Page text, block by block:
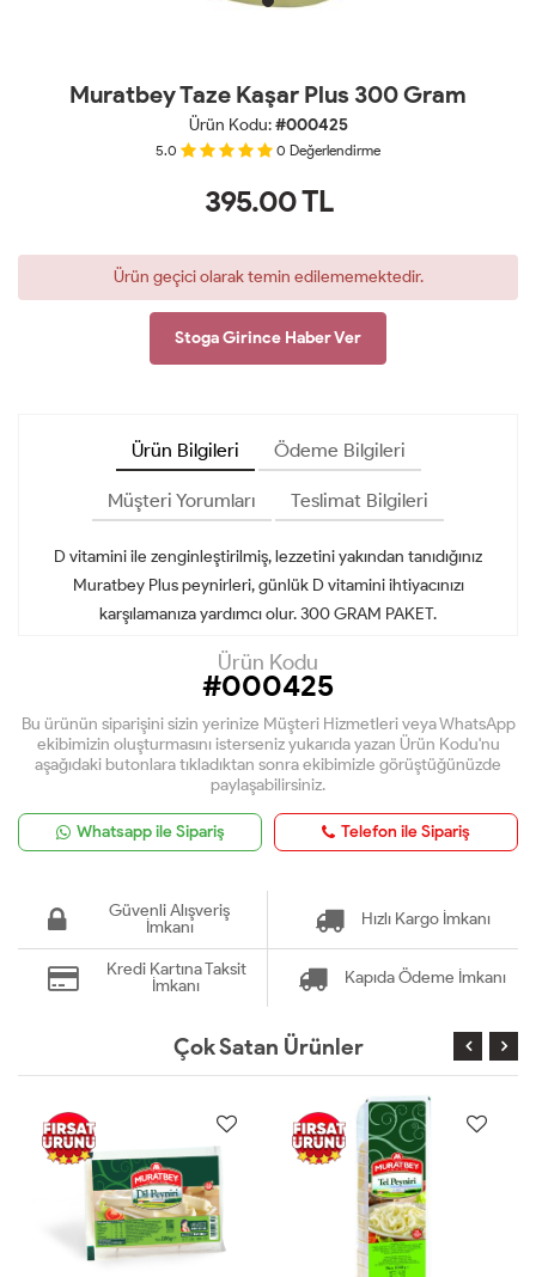
Muratbey Taze Kaşar Plus 300 Gram
Ürün Kodu:#000425
5.0 0 Değerlendirme
395.00TL
Ürün geçici olarak temin edilememektedir.
Stoga Girince Haber Ver
Ürün Bilgileri Ödeme Bilgileri
Müşteri Yorumları Teslimat Bilgileri
D vitamini ile zenginleştirilmiş, lezzetini yakından tanıdığınız
Muratbey Plus peynirleri, günlük D vitamini ihtiyacınızı
karşılamanıza yardımcı olur. 300 GRAM PAKET.
Ürün Kodu
#000425
Bu ürünün siparişini sizin yerinize Müşteri Hizmetleri veya WhatsApp
ekibimizin oluşturmasını isterseniz yukarıda yazan Ürün Kodu'nu
aşağıdaki butonlara tıkladıktan sonra ekibimizle görüştüğünüzde
paylaşabilirsiniz.
Whatsapp ile Sipariş Telefon ile Sipariş
Güvenli Alışveriş
İmkanı
Hızlı Kargo İmkanı
Kredi Kartına Taksit
İmkanı
Kapıda Ödeme İmkanı
Çok Satan Ürünler
TÜKENDİ